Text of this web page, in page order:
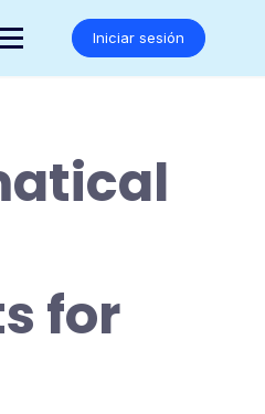
Iniciar sesión
for